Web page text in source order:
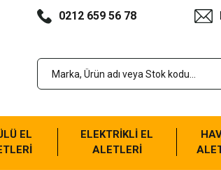
0212 659 56 78
EL
ELEKTRİKLİ EL
ALETLERİ